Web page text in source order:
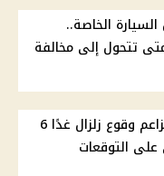
الخاصة..
تتحول إلى مخالفة
البحوث الفلكية تحسم مزاعم وقوع زلزال غدًا 6
التوقعات